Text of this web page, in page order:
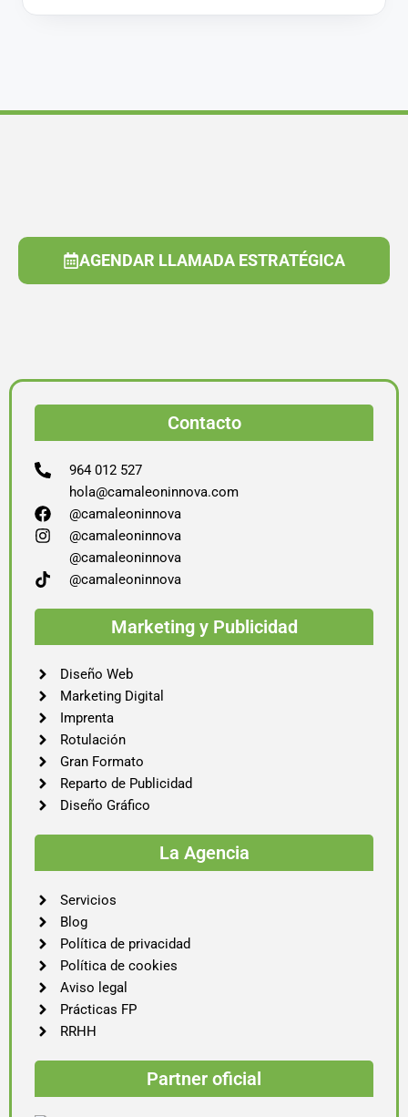
AGENDAR LLAMADA ESTRATÉGICA
Contacto
964 012 527
hola@camaleoninnova.com
@camaleoninnova
@camaleoninnova
@camaleoninnova
@camaleoninnova
Marketing y Publicidad
Diseño Web
Marketing Digital
Imprenta
Rotulación
Gran Formato
Reparto de Publicidad
Diseño Gráfico
La Agencia
Servicios
Blog
Política de privacidad
Política de cookies
Aviso legal
Prácticas FP
RRHH
Partner oficial